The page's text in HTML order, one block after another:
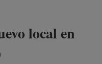
local en